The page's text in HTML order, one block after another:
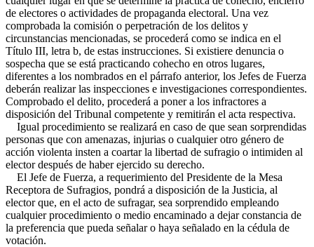
de electores o actividades de propaganda electoral. Una vez
comprobada la comisión o perpetración de los delitos y
circunstancias mencionadas, se procederá como se indica en el
Título III, letra b, de estas instrucciones. Si existiere denuncia o
sospecha que se está practicando cohecho en otros lugares,
diferentes a los nombrados en el párrafo anterior, los Jefes de Fuerza
deberán realizar las inspecciones e investigaciones correspondientes.
Comprobado el delito, procederá a poner a los infractores a
disposición del Tribunal competente y remitirán el acta respectiva.
Igual procedimiento se realizará en caso de que sean sorprendidas
personas que con amenazas, injurias o cualquier otro género de
acción violenta insten a coartar la libertad de sufragio o intimiden al
elector después de haber ejercido su derecho.
El Jefe de Fuerza, a requerimiento del Presidente de la Mesa
Receptora de Sufragios, pondrá a disposición de la Justicia, al
elector que, en el acto de sufragar, sea sorprendido empleando
cualquier procedimiento o medio encaminado a dejar constancia de
la preferencia que pueda señalar o haya señalado en la cédula de
votación.